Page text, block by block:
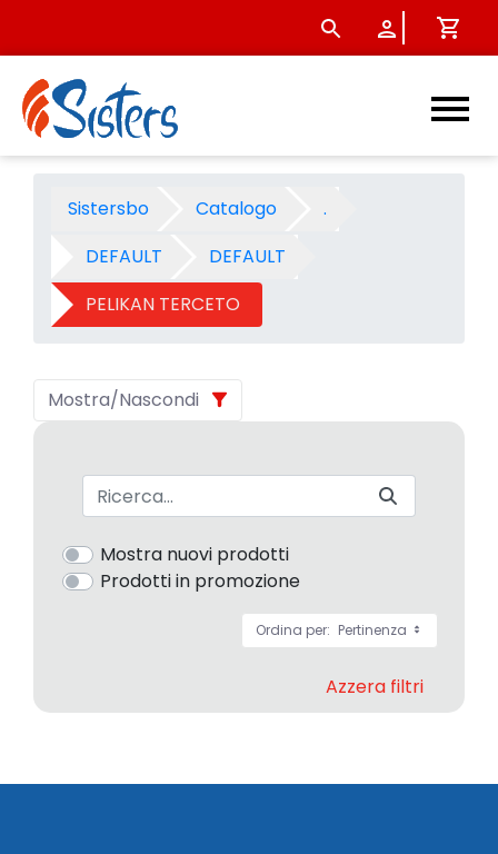
PELIKAN TERCETO -
Sistersbo Catalogo
.
DEFAULT
DEFAULT
PELIKAN TERCETO
Mostra/Nascondi
Barra di ricerca
Mostra nuovi prodotti
Prodotti in promozione
Ordina per: Pertinenza
Azzera filtri